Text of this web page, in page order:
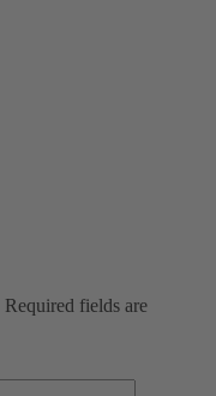
Required fields are